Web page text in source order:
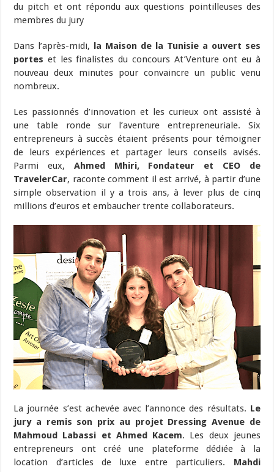
du pitch et ont répondu aux questions pointilleuses des
membres du jury
Dans l’après-midi, la Maison de la Tunisie a ouvert ses
portes et les finalistes du concours At’Venture ont eu à
nouveau deux minutes pour convaincre un public venu
nombreux.
Les passionnés d’innovation et les curieux ont assisté à
une table ronde sur l’aventure entrepreneuriale. Six
entrepreneurs à succès étaient présents pour témoigner
de leurs expériences et partager leurs conseils avisés.
Parmi eux, Ahmed Mhiri, Fondateur et CEO de
TravelerCar, raconte comment il est arrivé, à partir d’une
simple observation il y a trois ans, à lever plus de cinq
millions d’euros et embaucher trente collaborateurs.
La journée s’est achevée avec l’annonce des résultats. Le
jury a remis son prix au projet Dressing Avenue de
Mahmoud Labassi et Ahmed Kacem. Les deux jeunes
entrepreneurs ont créé une plateforme dédiée à la
location d’articles de luxe entre particuliers. Mahdi